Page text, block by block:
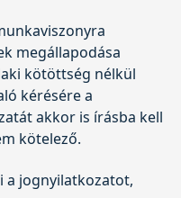
megállapodása
kötöttség nélkül
kérésére a
akkor is írásba kell
kötelező.
a jognyilatkozatot,